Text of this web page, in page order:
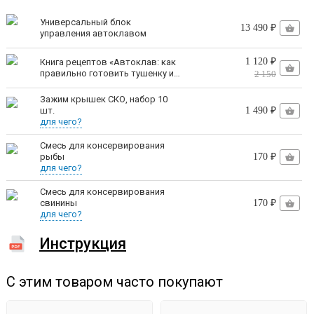
фиксируются в пазах, где находится силиконовое
уплотнение, обеспечивающее полную герметичность.
Никаких рым-болтов и гаек!Теперь установка крышки
не отнимает много времени и сил.
Автоматический выход на
рабочий режим
Умный клапан продувки сам стравит
воздух в паровом режиме
Вам не нужно вручную закрывать клапан после
Универсальный блок
управления автоклавом
13 490 ₽
Книга рецептов «Автоклав: как
правильно готовить тушенку и
Поляков
1 120 ₽
2 150
Зажим крышек СКО, набор 10
шт.
для чего?
1 490 ₽
Смесь для консервирования
рыбы
для чего?
170 ₽
Смесь для консервирования
свинины
для чего?
170 ₽
Инструкция
С этим товаром часто покупают